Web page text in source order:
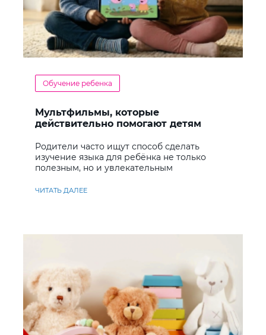
Обучение ребенка
Мультфильмы, которые
действительно помогают детям
Родители часто ищут способ сделать
изучение языка для ребёнка не только
полезным, но и увлекательным
ЧИТАТЬ ДАЛЕЕ